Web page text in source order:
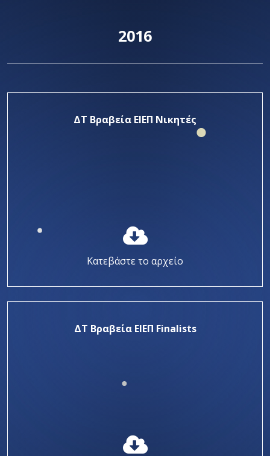
2016
ΔΤ Βραβεία ΕΙΕΠ Νικητές
Κατεβάστε το αρχείο
ΔΤ Βραβεία ΕΙΕΠ Finalists